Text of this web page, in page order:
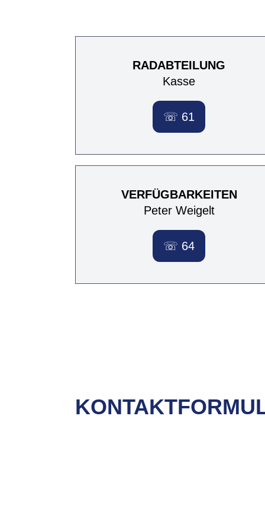
RADABTEILUNG
Kasse
☏ 61
VERFÜGBARKEITEN
Peter Weigelt
☏ 64